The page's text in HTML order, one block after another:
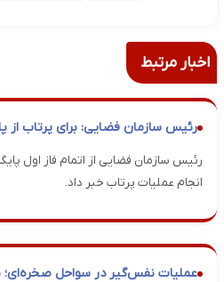
اخبار مرتبط
رئیس سازمان فضایی: برای پرتاب از
رئیس سازمان فضایی از اتمام فاز اول
انجام عملیات پرتاب خبر داد.